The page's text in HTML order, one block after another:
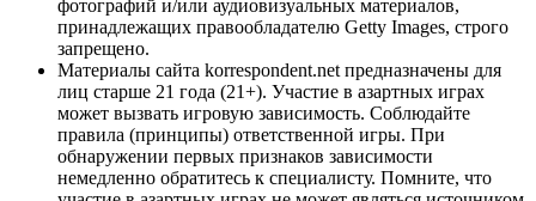
фотографий и/или аудиовизуальных материалов,
принадлежащих правообладателю Getty Images, строго
запрещено.
Материалы сайта korrespondent.net предназначены для
лиц старше 21 года (21+). Участие в азартных играх
может вызвать игровую зависимость. Соблюдайте
правила (принципы) ответственной игры. При
обнаружении первых признаков зависимости
немедленно обратитесь к специалисту. Помните, что